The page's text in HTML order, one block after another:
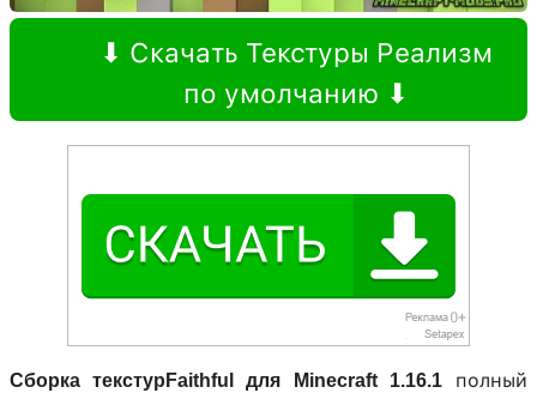
⬇ Скачать Текстуры Реализм
по умолчанию ⬇
Сборка текстурFaithful для Minecraft 1.16.1полный